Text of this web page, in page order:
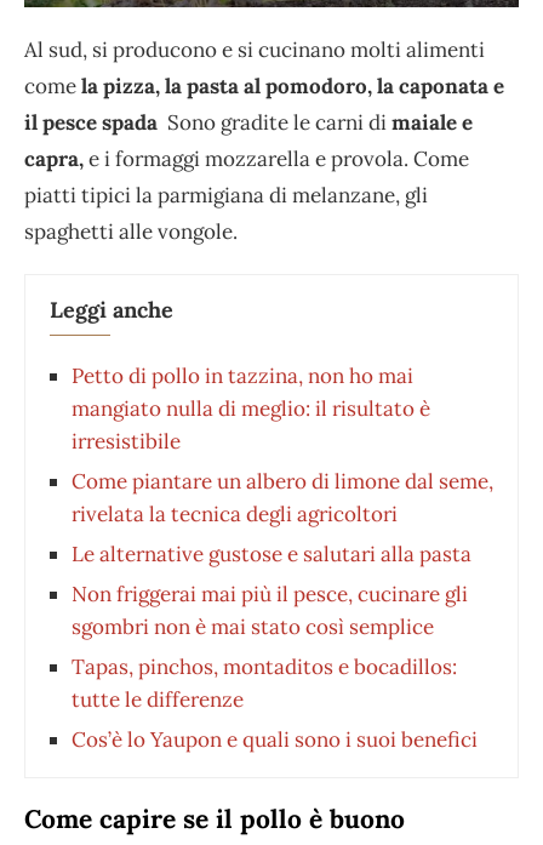
Al sud, si producono e si cucinano molti alimenti
comela pizza, la pasta al pomodoro, la caponata e
il pesce spada Sono gradite le carni dimaiale e
capra,e i formaggi mozzarella e provola. Come
piatti tipici la parmigiana di melanzane, gli
spaghetti alle vongole.
Leggi anche
Petto di pollo in tazzina, non ho mai
mangiato nulla di meglio: il risultato è
irresistibile
Come piantare un albero di limone dal seme,
rivelata la tecnica degli agricoltori
Le alternative gustose e salutari alla pasta
Non friggerai mai più il pesce, cucinare gli
sgombri non è mai stato così semplice
Tapas, pinchos, montaditos e bocadillos:
tutte le differenze
Cos’è lo Yaupon e quali sono i suoi benefici
Come capire se il pollo è buono